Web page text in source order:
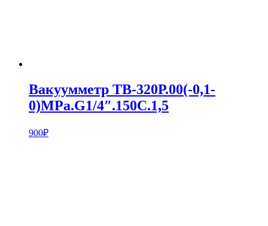
Вакуумметр ТВ-320Р.00(-0,1-
0)MPa.G1/4″.150С.1,5
900₽